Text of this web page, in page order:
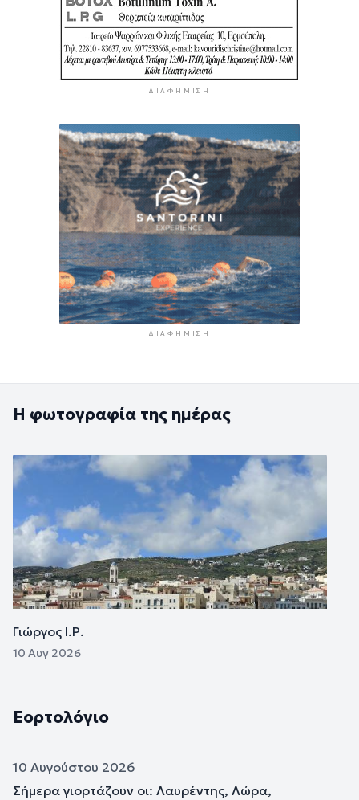
ΔΙΑΦΉΜΙΣΗ
ΔΙΑΦΉΜΙΣΗ
Η φωτογραφία της ημέρας
Εικόνα
Γιώργος Ι.Ρ.
10 Αυγ 2026
Εορτολόγιο
10 Αυγούστου 2026
Σήμερα γιορτάζουν οι: Λαυρέντης, Λώρα,